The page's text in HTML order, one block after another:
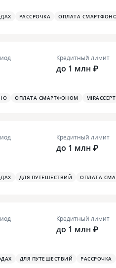
РАССРОЧКА ОПЛАТА
Кредитный лимит
до 1 млн ₽
ОПЛАТА СМАРТФОНОМ MIRACCEPT
Кредитный лимит
до 1 млн ₽
ДЛЯ ПУТЕШЕСТВИЙ ОПЛАТА
Кредитный лимит
до 1 млн ₽
ДЛЯ ПУТЕШЕСТВИЙ РАССРОЧКА